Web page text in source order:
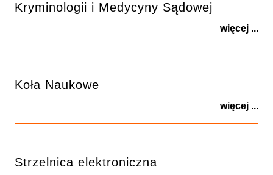
Kryminologii i Medycyny Sądowej
więcej ...
Koła Naukowe
więcej ...
Strzelnica elektroniczna